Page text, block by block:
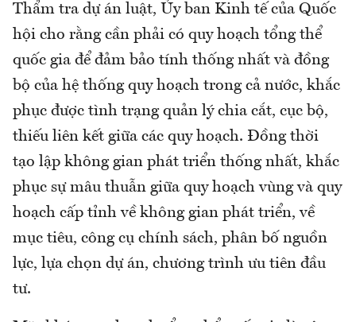
Thẩm tra dự án luật, Ủy ban Kinh tế của Quốc
hội cho rằng cần phải có quy hoạch tổng thể
quốc gia để đảm bảo tính thống nhất và đồng
bộ của hệ thống quy hoạch trong cả nước, khắc
phục được tình trạng quản lý chia cắt, cục bộ,
thiếu liên kết giữa các quy hoạch. Đồng thời
tạo lập không gian phát triển thống nhất, khắc
phục sự mâu thuẫn giữa quy hoạch vùng và quy
hoạch cấp tỉnh về không gian phát triển, về
mục tiêu, công cụ chính sách, phân bố nguồn
lực, lựa chọn dự án, chương trình ưu tiên đầu
tư.